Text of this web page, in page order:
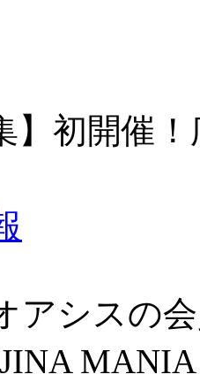
】初開催
アシスの